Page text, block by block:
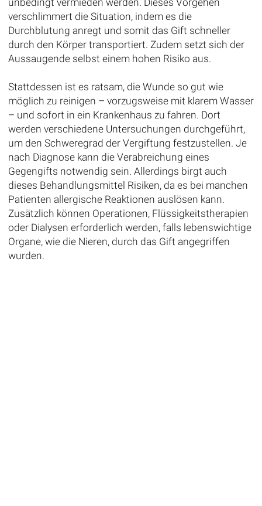
unbedingt vermieden werden. Dieses Vorgehen
verschlimmert die Situation, indem es die
Durchblutung anregt und somit das Gift schneller
durch den Körper transportiert. Zudem setzt sich der
Aussaugende selbst einem hohen Risiko aus.
Stattdessen ist es ratsam, die Wunde so gut wie
möglich zu reinigen – vorzugsweise mit klarem Wasser
– und sofort in ein Krankenhaus zu fahren. Dort
werden verschiedene Untersuchungen durchgeführt,
um den Schweregrad der Vergiftung festzustellen. Je
nach Diagnose kann die Verabreichung eines
Gegengifts notwendig sein. Allerdings birgt auch
dieses Behandlungsmittel Risiken, da es bei manchen
Patienten allergische Reaktionen auslösen kann.
Zusätzlich können Operationen, Flüssigkeitstherapien
oder Dialysen erforderlich werden, falls lebenswichtige
Organe, wie die Nieren, durch das Gift angegriffen
wurden.